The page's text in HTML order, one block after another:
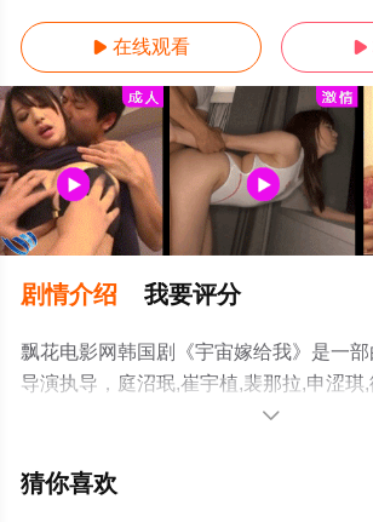
 在线观看 
剧情介绍 我要评分
飘花电影网韩国剧《宇宙嫁给我》是一
导演执导，庭沼珉,崔宇植,裴那拉,申涩琪
彩演绎的韩国电视剧，大结局剧情已揭晓
热播电视剧提前免费观看，更多剧情信息

猜你喜欢